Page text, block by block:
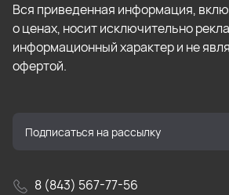
Вся приведенная информация,
о ценах, носит исключительно
информационный характер и не
офертой.
8 (843) 567-77-56